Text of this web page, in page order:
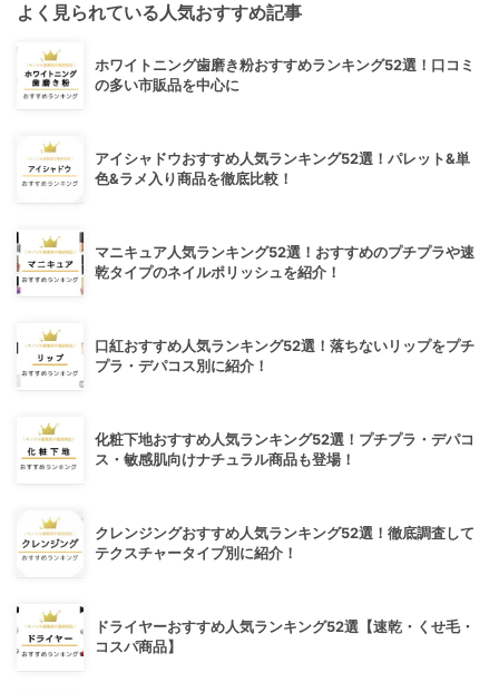
よく見られている人気おすすめ記事
ホワイトニング歯磨き粉おすすめランキング52選！口コミ
の多い市販品を中心に
アイシャドウおすすめ人気ランキング52選！パレット&単
色&ラメ入り商品を徹底比較！
マニキュア人気ランキング52選！おすすめのプチプラや速
乾タイプのネイルポリッシュを紹介！
口紅おすすめ人気ランキング52選！落ちないリップをプチ
プラ・デパコス別に紹介！
化粧下地おすすめ人気ランキング52選！プチプラ・デパコ
ス・敏感肌向けナチュラル商品も登場！
クレンジングおすすめ人気ランキング52選！徹底調査して
テクスチャータイプ別に紹介！
ドライヤーおすすめ人気ランキング52選【速乾・くせ毛・
コスパ商品】